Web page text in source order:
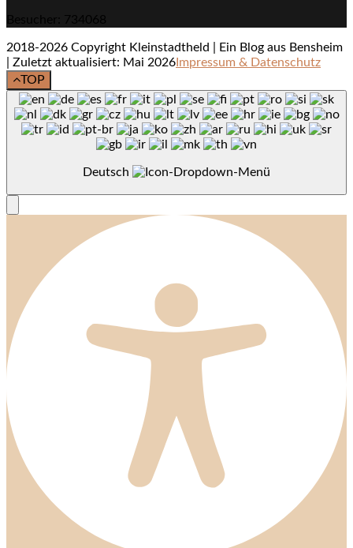
Besucher: 734068
2018-2026 Copyright Kleinstadtheld | Ein Blog aus Bensheim
| Zuletzt aktualisiert: Mai 2026 Impressum & Datenschutz
TOP
Deutsch